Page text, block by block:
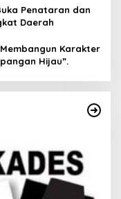
Penataran dan
Daerah
Karakter
Hijau”.